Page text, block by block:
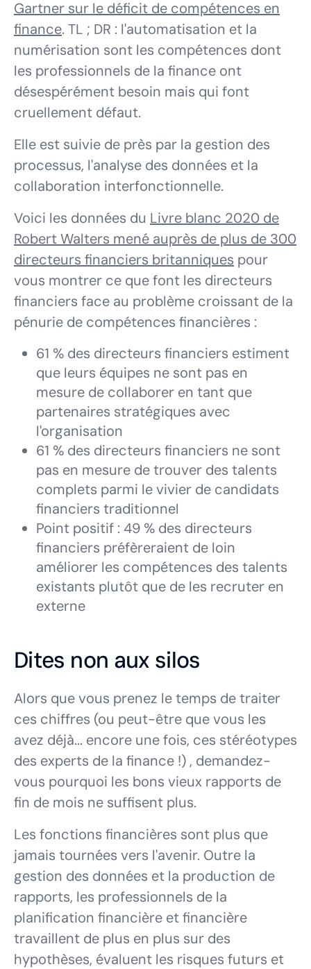
Gartner sur le déficit de compétences en
finance. TL ; DR : l'automatisation et la
numérisation sont les compétences dont
les professionnels de la finance ont
désespérément besoin mais qui font
cruellement défaut.
Elle est suivie de près par la gestion des
processus, l'analyse des données et la
collaboration interfonctionnelle.
Voici les données du Livre blanc 2020 de
Robert Walters mené auprès de plus de 300
directeurs financiers britanniques pour
vous montrer ce que font les directeurs
financiers face au problème croissant de la
pénurie de compétences financières :
61 % des directeurs financiers estiment
que leurs équipes ne sont pas en
mesure de collaborer en tant que
partenaires stratégiques avec
l'organisation
61 % des directeurs financiers ne sont
pas en mesure de trouver des talents
complets parmi le vivier de candidats
financiers traditionnel
Point positif : 49 % des directeurs
financiers préfèreraient de loin
améliorer les compétences des talents
existants plutôt que de les recruter en
externe
Dites non aux silos
Alors que vous prenez le temps de traiter
ces chiffres (ou peut-être que vous les
avez déjà... encore une fois, ces stéréotypes
des experts de la finance !) , demandez-
vous pourquoi les bons vieux rapports de
fin de mois ne suffisent plus.
Les fonctions financières sont plus que
jamais tournées vers l'avenir. Outre la
gestion des données et la production de
rapports, les professionnels de la
planification financière et financière
travaillent de plus en plus sur des
hypothèses, évaluent les risques futurs et